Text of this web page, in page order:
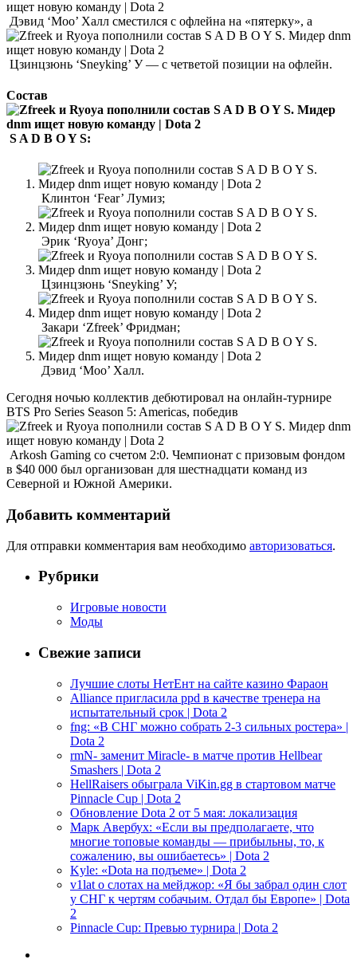
Дэвид ‘Moo’ Халл сместился с офлейна на «пятерку», а
Цзинцзюнь ‘Sneyking’ У — с четветой позиции на офлейн.
Состав
S A D B O Y S:
Клинтон ‘Fear’ Лумиз;
Эрик ‘Ryoya’ Донг;
Цзинцзюнь ‘Sneyking’ У;
Закари ‘Zfreek’ Фридман;
Дэвид ‘Moo’ Халл.
Сегодня ночью коллектив дебютировал на онлайн-турнире
BTS Pro Series Season 5: Americas, победив
Arkosh Gaming со счетом 2:0. Чемпионат с призовым фондом
в $40 000 был организован для шестнадцати команд из
Северной и Южной Америки.
Добавить комментарий
Для отправки комментария вам необходимо авторизоваться.
Рубрики
Игровые новости
Моды
Свежие записи
Лучшие слоты НетЕнт на сайте казино Фараон
Alliance пригласила ppd в качестве тренера на
испытательный срок | Dota 2
fng: «В СНГ можно собрать 2-3 сильных ростера» |
Dota 2
rmN- заменит Miracle- в матче против Hellbear
Smashers | Dota 2
HellRaisers обыграла ViKin.gg в стартовом матче
Pinnacle Cup | Dota 2
Обновление Dota 2 от 5 мая: локализация
Марк Авербух: «Если вы предполагаете, что
многие топовые команды — прибыльны, то, к
сожалению, вы ошибаетесь» | Dota 2
Kyle: «Dota на подъеме» | Dota 2
v1lat о слотах на мейджор: «Я бы забрал один слот
у СНГ к чертям собачьим. Отдал бы Европе» | Dota
2
Pinnacle Cup: Превью турнира | Dota 2